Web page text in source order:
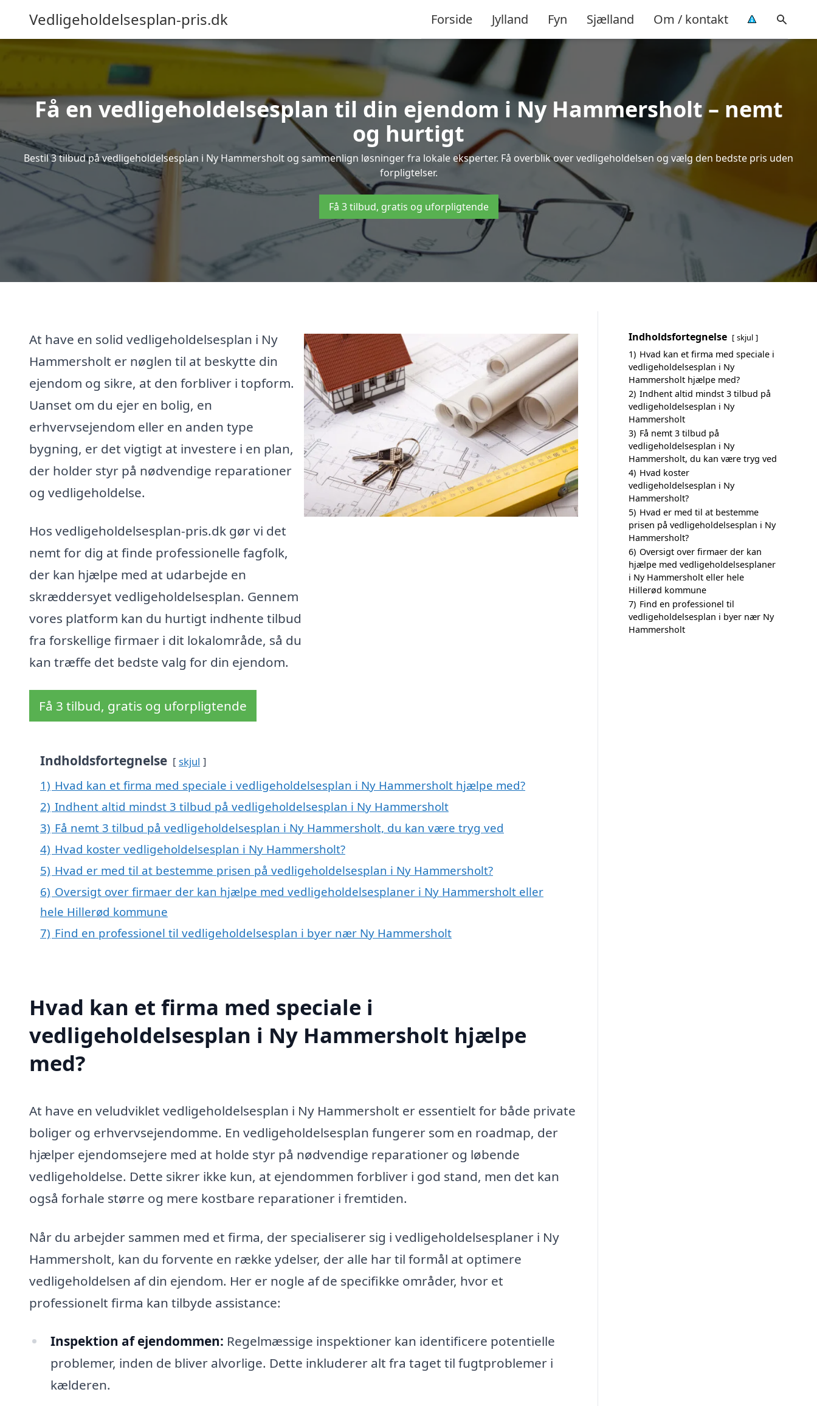
Vedligeholdelsesplan-pris.dk Forside Jylland Fyn Sjælland Om / kontakt
Få en vedligeholdelsesplan til din ejendom i Ny Hammersholt – nemt
og hurtigt
Bestil 3 tilbud på vedligeholdelsesplan i Ny Hammersholt og sammenlign løsninger fra lokale eksperter. Få overblik over vedligeholdelsen og vælg den bedste pris uden
forpligtelser.
Få 3 tilbud, gratis og uforpligtende
At have en solid vedligeholdelsesplan i Ny
Hammersholt er nøglen til at beskytte din
ejendom og sikre, at den forbliver i topform.
Uanset om du ejer en bolig, en
erhvervsejendom eller en anden type
bygning, er det vigtigt at investere i en plan,
der holder styr på nødvendige reparationer
og vedligeholdelse.
Hos vedligeholdelsesplan-pris.dk gør vi det
nemt for dig at finde professionelle fagfolk,
der kan hjælpe med at udarbejde en
skræddersyet vedligeholdelsesplan. Gennem
vores platform kan du hurtigt indhente tilbud
fra forskellige firmaer i dit lokalområde, så du
kan træffe det bedste valg for din ejendom.
Få 3 tilbud, gratis og uforpligtende
Indholdsfortegnelse skjul
1) Hvad kan et firma med speciale i vedligeholdelsesplan i Ny Hammersholt hjælpe med?
2) Indhent altid mindst 3 tilbud på vedligeholdelsesplan i Ny Hammersholt
3) Få nemt 3 tilbud på vedligeholdelsesplan i Ny Hammersholt, du kan være tryg ved
4) Hvad koster vedligeholdelsesplan i Ny Hammersholt?
5) Hvad er med til at bestemme prisen på vedligeholdelsesplan i Ny Hammersholt?
6) Oversigt over firmaer der kan hjælpe med vedligeholdelsesplaner i Ny Hammersholt eller
hele Hillerød kommune
7) Find en professionel til vedligeholdelsesplan i byer nær Ny Hammersholt
Hvad kan et firma med speciale i
vedligeholdelsesplan i Ny Hammersholt hjælpe
med?
At have en veludviklet vedligeholdelsesplan i Ny Hammersholt er essentielt for både private
boliger og erhvervsejendomme. En vedligeholdelsesplan fungerer som en roadmap, der
hjælper ejendomsejere med at holde styr på nødvendige reparationer og løbende
vedligeholdelse. Dette sikrer ikke kun, at ejendommen forbliver i god stand, men det kan
også forhale større og mere kostbare reparationer i fremtiden.
Når du arbejder sammen med et firma, der specialiserer sig i vedligeholdelsesplaner i Ny
Hammersholt, kan du forvente en række ydelser, der alle har til formål at optimere
vedligeholdelsen af din ejendom. Her er nogle af de specifikke områder, hvor et
professionelt firma kan tilbyde assistance:
Inspektion af ejendommen: Regelmæssige inspektioner kan identificere potentielle
problemer, inden de bliver alvorlige. Dette inkluderer alt fra taget til fugtproblemer i
kælderen.
Indholdsfortegnelse skjul
1) Hvad kan et firma med speciale i
vedligeholdelsesplan i Ny
Hammersholt hjælpe med?
2) Indhent altid mindst 3 tilbud på
vedligeholdelsesplan i Ny
Hammersholt
3) Få nemt 3 tilbud på
vedligeholdelsesplan i Ny
Hammersholt, du kan være tryg ved
4) Hvad koster
vedligeholdelsesplan i Ny
Hammersholt?
5) Hvad er med til at bestemme
prisen på vedligeholdelsesplan i Ny
Hammersholt?
6) Oversigt over firmaer der kan
hjælpe med vedligeholdelsesplaner
i Ny Hammersholt eller hele
Hillerød kommune
7) Find en professionel til
vedligeholdelsesplan i byer nær Ny
Hammersholt